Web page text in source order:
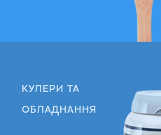
КУЛЕРИ ТА
ОБЛАДНАННЯ